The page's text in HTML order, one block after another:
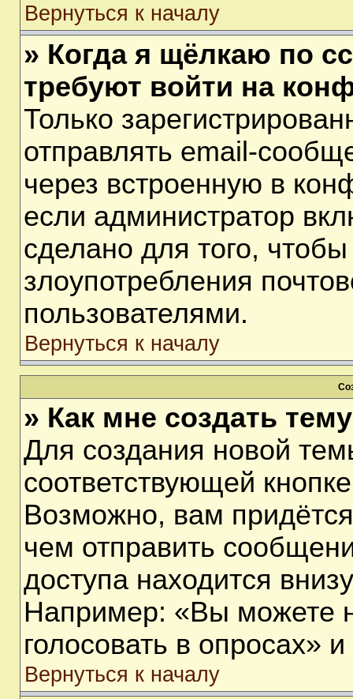
Вернуться к началу
» Когда я щёлкаю по
требуют войти на
Только
отправлять email-
через встроенную в
если администратор
сделано для того,
злоупотребления
пользователями.
Вернуться к началу
» Как мне создать
Для создания новой
соответствующей
Возможно, вам
чем отправить
доступа находится
Например: «Вы можете
голосовать в опросах» и
Вернуться к началу